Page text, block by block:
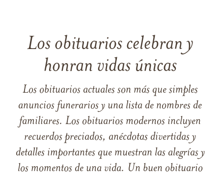
Los obituarios celebran y
honran vidas únicas
Los obituarios actuales son más que simples
anuncios funerarios y una lista de nombres de
familiares. Los obituarios modernos incluyen
recuerdos preciados, anécdotas divertidas y
detalles importantes que muestran las alegrías y
los momentos de una vida. Un buen obituario